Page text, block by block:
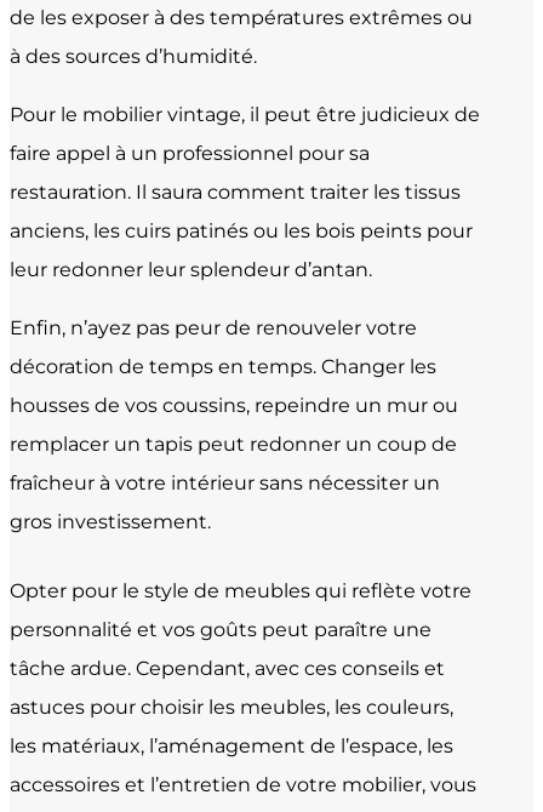
de les exposer à des températures extrêmes ou
à des sources d’humidité.
Pour le mobilier vintage, il peut être judicieux de
faire appel à un professionnel pour sa
restauration. Il saura comment traiter les tissus
anciens, les cuirs patinés ou les bois peints pour
leur redonner leur splendeur d’antan.
Enfin, n’ayez pas peur de renouveler votre
décoration de temps en temps. Changer les
housses de vos coussins, repeindre un mur ou
remplacer un tapis peut redonner un coup de
fraîcheur à votre intérieur sans nécessiter un
gros investissement.
Opter pour le style de meubles qui reflète votre
personnalité et vos goûts peut paraître une
tâche ardue. Cependant, avec ces conseils et
astuces pour choisir les meubles, les couleurs,
les matériaux, l’aménagement de l’espace, les
accessoires et l’entretien de votre mobilier, vous